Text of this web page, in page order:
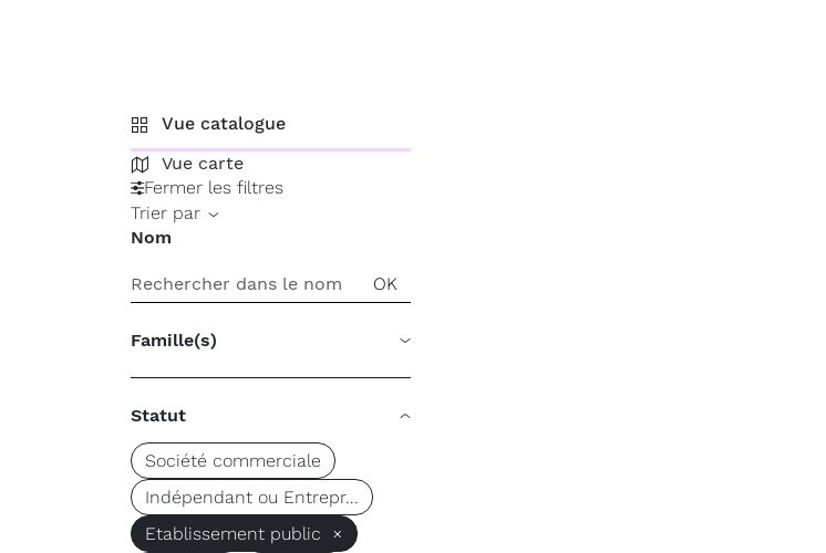
Vue catalogue
Vue carte
Fermer les filtres
Trier par
Nom
Famille(s)
Statut
Société commerciale
Indépendant ou Entrepr...
Etablissement public ×